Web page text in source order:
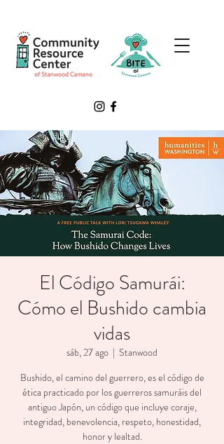
El Código Samurái:
Cómo el Bushido cambia
vidas
sáb, 27 ago
  |
Stanwood
Bushido, el camino del guerrero, es el código de
ética practicado por los guerreros samuráis del
antiguo Japón, un código que incluye coraje,
integridad, benevolencia, respeto, honestidad,
honor y lealtad.